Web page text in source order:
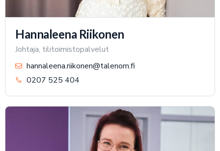
Hannaleena Riikonen
Johtaja, tilitoimistopalvelut
hannaleena.riikonen@talenom.fi
0207 525 404